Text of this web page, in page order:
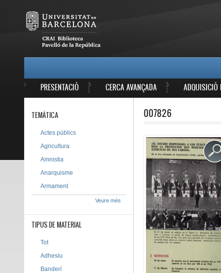
PRESENTACIÓ CERCA AVANÇADA ADQUISICIÓ
007826
TEMÀTICA
Actes públics
Agricultura
Amnistia
Anarquisme
Armament
Veure més
TIPUS DE MATERIAL
Tot
Adhesiu
Banderí